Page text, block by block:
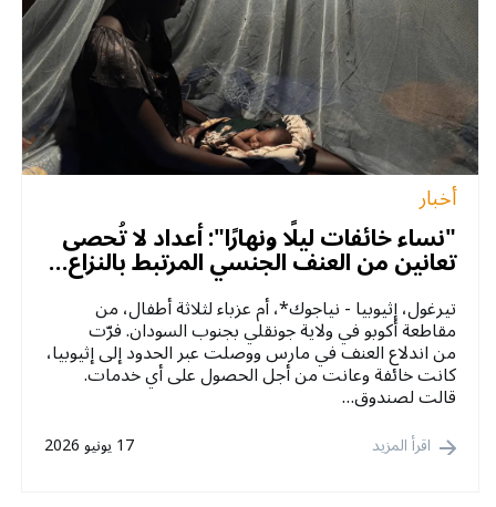
أخبار
"نساء خائفات ليلًا ونهارًا": أعداد لا تُحصى
تعانين من العنف الجنسي المرتبط بالنزاع…
تيرغول، إثيوبيا - نياجوك*، أم عزباء لثلاثة أطفال، من
مقاطعة أكوبو في ولاية جونقلي بجنوب السودان. فرّت
من اندلاع العنف في مارس ووصلت عبر الحدود إلى إثيوبيا،
كانت خائفة وعانت من أجل الحصول على أي خدمات.
قالت لصندوق…
17 يونيو 2026 اقرأ المزيد